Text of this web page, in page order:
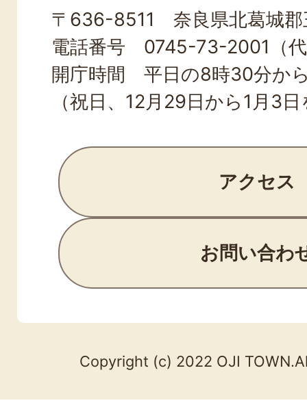
TOWN
〒636-8511 奈良県北葛城郡
電話番号 0745-73-2001（
開庁時間 平日の8時30分か
（祝日、12月29日から1月3
アクセス
お問い合わ
Copyright (c) 2022 OJI